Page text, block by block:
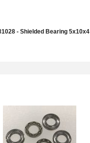
- Shielded Bearing 5x10x4